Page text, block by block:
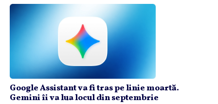
Google Assistant va fi tras pe linie moartă.
Gemini îi va lua locul din septembrie